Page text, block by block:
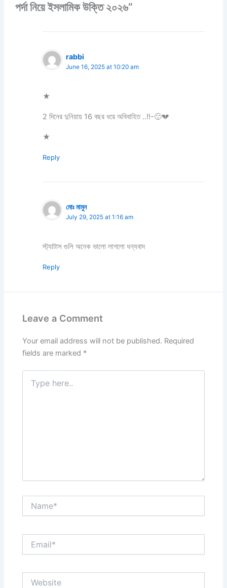
পর্দা নিয়ে ইসলামিক উক্তি ২০২৬”
rabbi
June 16, 2025 at 10:20 am
★
2 দিনের দুনিয়ায় 16 বছর ধরে অবিবাহিত ..!!-🙂💔
★
Reply
মোঃ মামুন
July 29, 2025 at 1:16 am
স্ট্যাটাস গুলি অনেক ভালো লাগলো ধন্যবাদ
Reply
Leave a Comment
Your email address will not be published. Required
fields are marked *
Type
here..